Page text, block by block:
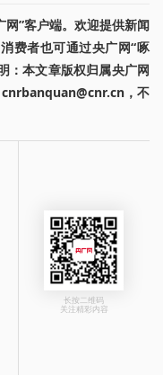
”客户端。欢迎提供新闻
费者也可通过央广网“啄
：本文章版权归属央广网
cnrbanquan@cnr.cn，不
长按二维码
关注精彩内容